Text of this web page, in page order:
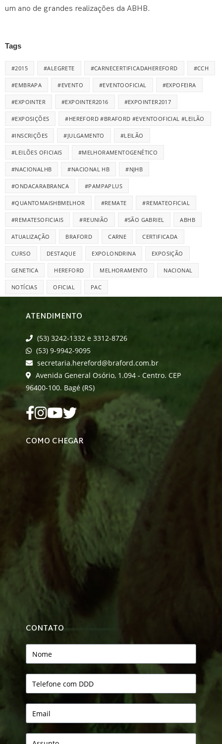
um ano de grandes realizações da ABHB.
Tags
#2015 #ALEGRETE #CARNECERTIFICADAHEREFORD #CCH
#EMBRAPA #EVENTO #EVENTOOFICIAL #EXPOFEIRA
#EXPOINTER #EXPOINTER2016 #EXPOINTER2017
#EXPOSIÇÕES #HEREFORD #BRAFORD #EVENTOOFICIAL #LEILÃO
#INSCRIÇÕES #JULGAMENTO #LEILÃO
#LEILÕES OFICIAIS #MELHORAMENTOGENÉTICO
#NACIONALHB #NACIONAL HB #NJHB
#ONDACARABRANCA #PAMPAPLUS
#QUANTOMAISHBMELHOR #REMATE #REMATEOFICIAL
#REMATESOFICIAIS #REUNIÃO #SÃO GABRIEL ABHB
ATUALIZAÇÃO BRAFORD CARNE CERTIFICADA
CURSO DESTAQUE EXPOLONDRINA EXPOSIÇÃO
GENETICA HEREFORD MELHORAMENTO NACIONAL
NOTÍCIAS OFICIAL PAC
ATENDIMENTO
(53) 3242-1332 e 3312-8726
(53) 9-9942-9095
secretaria.hereford@braford.com.br
Avenida General Osório, 1.094 - Centro. CEP
96400-100. Bagé (RS)
COMO CHEGAR
CONTATO